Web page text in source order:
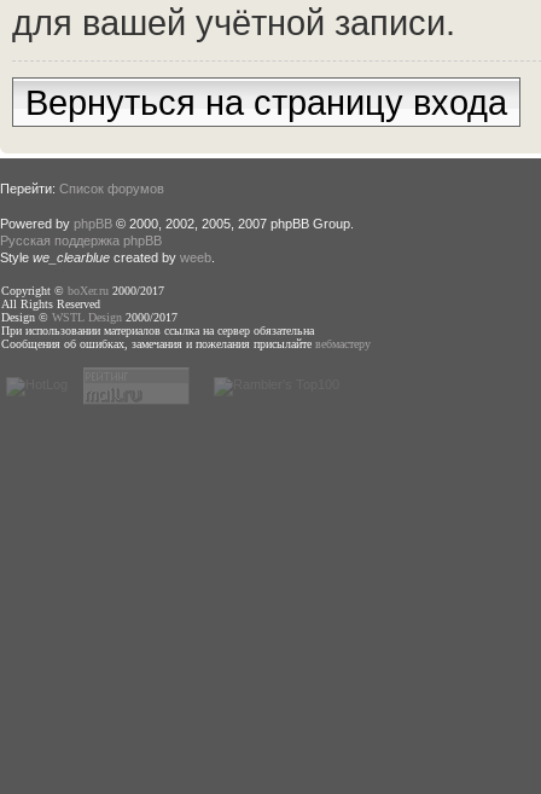
для вашей учётной записи.
Вернуться на страницу входа
Перейти: Список форумов
Powered by phpBB © 2000, 2002, 2005, 2007 phpBB Group.
Русская поддержка phpBB
Style we_clearblue created by weeb
Copyright © boXer.ru 2000/2017
All Rights Reserved
Design © WSTL Design 2000/2017
При использовании материалов ссылка на сервер обязательна
Сообщения об ошибках, замечания и пожелания присылайте вебмастеру